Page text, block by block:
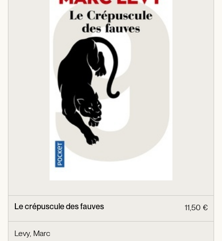
Le crépuscule des fauves 11,50 €
Levy, Marc